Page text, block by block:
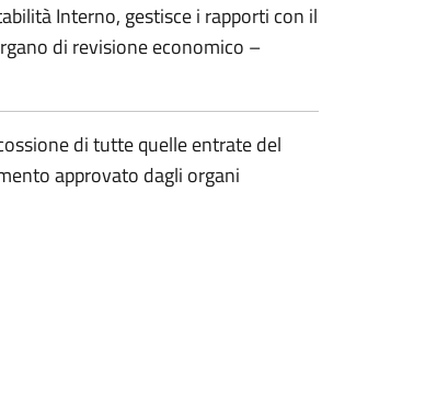
Interno, gestisce i rapporti con il
di revisione economico –
di tutte quelle entrate del
approvato dagli organi